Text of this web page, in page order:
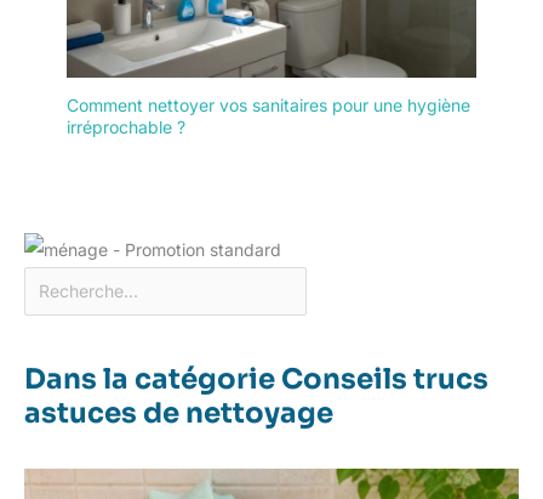
Comment nettoyer vos sanitaires pour une hygiène
irréprochable ?
Dans la catégorie Conseils trucs
astuces de nettoyage